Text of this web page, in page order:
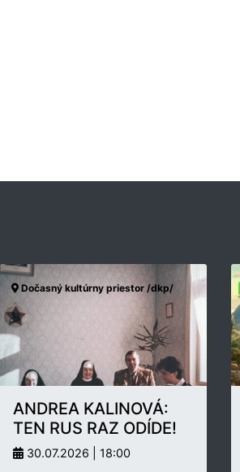
Dočasný kultúrny priestor /dkp/
ANDREA KALINOVÁ:
TEN RUS RAZ ODÍDE!
30.07.2026 | 18:00